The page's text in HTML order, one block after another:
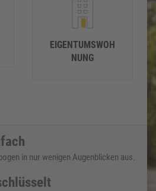
EIGENTUMSWOH
NUNG
in nur wenigen Augenblicken aus.